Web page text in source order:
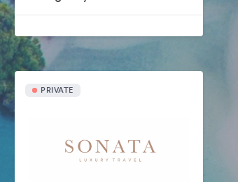
PRIVATE